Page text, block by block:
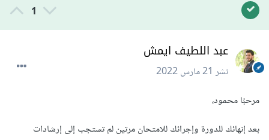
1
عبد اللطيف ايمش
نشر21 مارس 2022
مرحبًا محمود،
بعد إنهائك للدورة وإجرائك للامتحان مرتين لم تستجب إلى إرشادات